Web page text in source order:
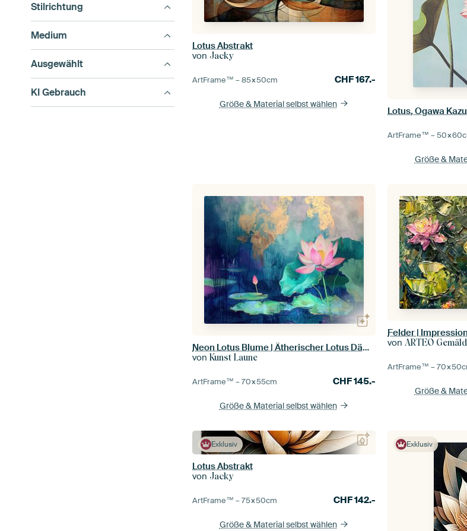
Stilrichtung
Medium
Ausgewählt
KI Gebrauch
Lotus Abstrakt
von Jacky
ArtFrame™ –85×50cm CHF167.-
Größe & Material selbst wählen
Lotus, Ogawa
ArtFrame™ –50×60
Größe &
Neon Lotus Blume | Ätherischer Lotus Dämmerung
vonKunst Laune
ArtFrame™ –70×55cm CHF145.-
Größe & Material selbst wählen
Felder |
vonARTEO
ArtFrame™ –70×50
Größe &
Exklusiv
Lotus Abstrakt
von Jacky
ArtFrame™ –75×50cm CHF142.-
Größe & Material selbst wählen
Exklusiv